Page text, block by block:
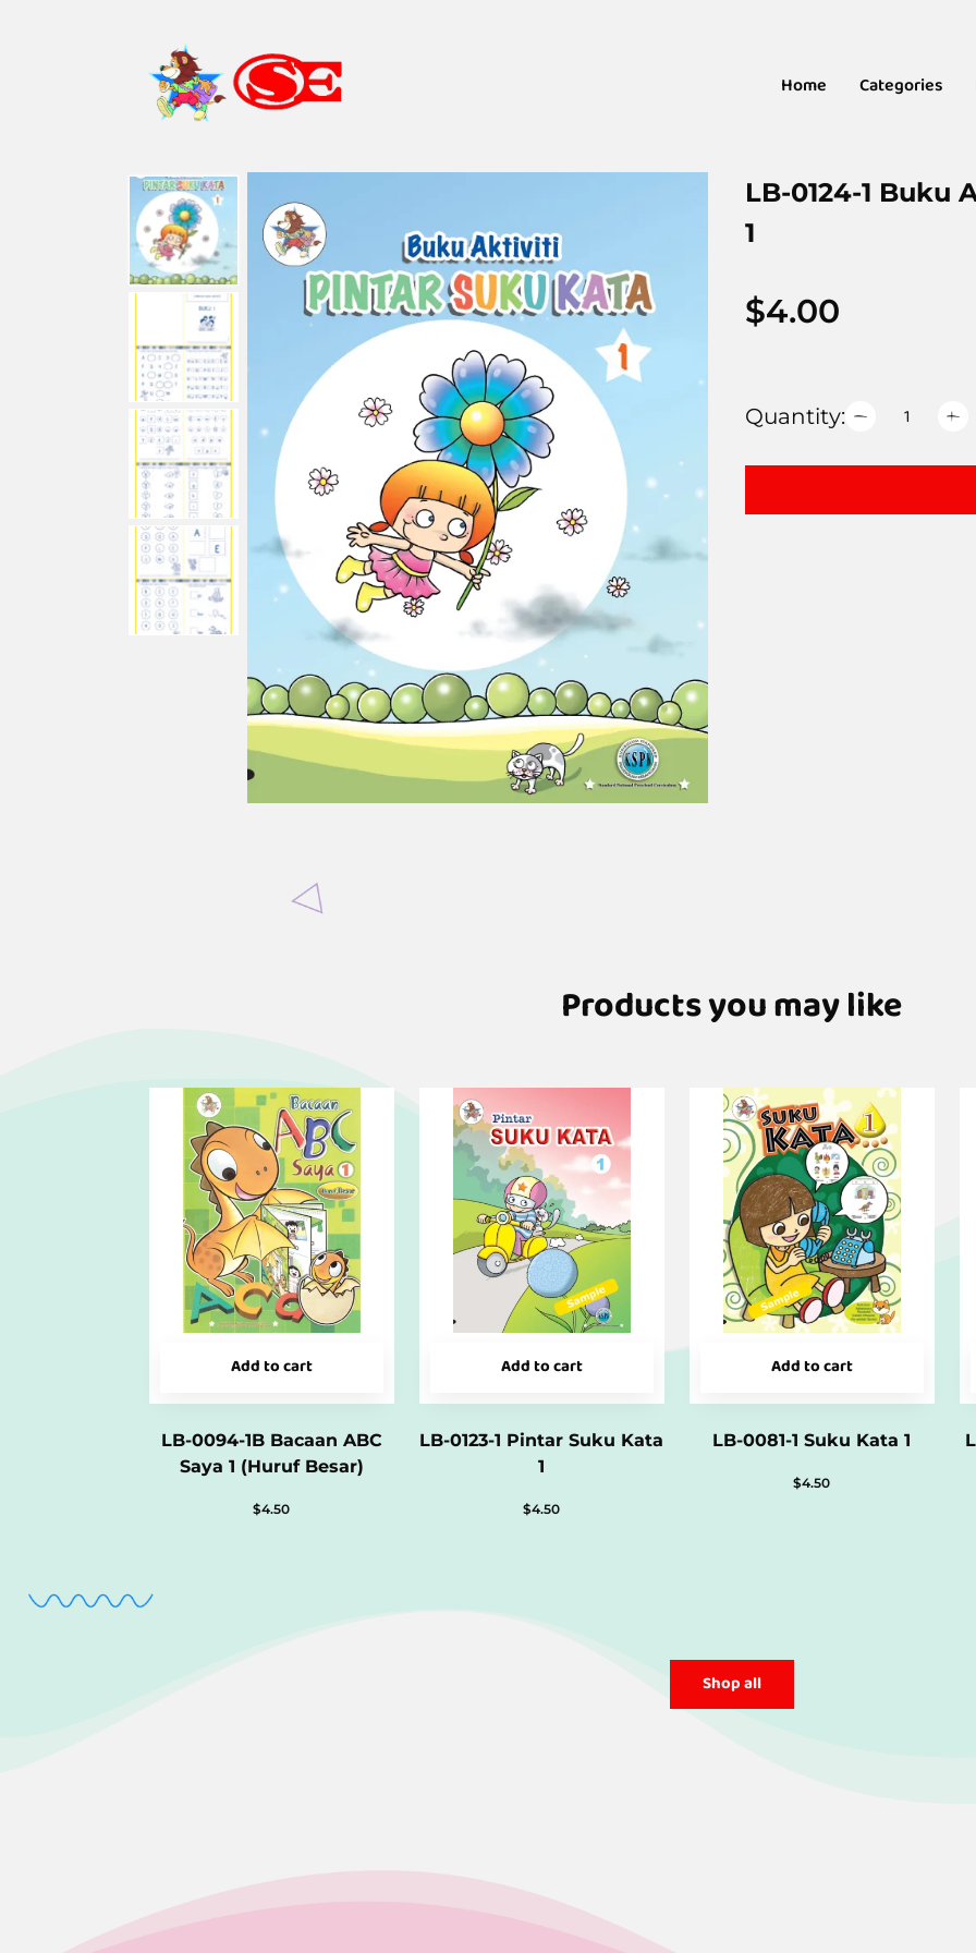
Home Categories
LB-0124-1 Buku
1
$4.00
Quantity:
Products you may like
Add to cart
LB-0094-1B Bacaan ABC
Saya 1 (Huruf Besar)
$4.50
Add to cart
LB-0123-1 Pintar Suku Kata
1
$4.50
Add to cart
LB-0081-1 Suku Kata 1
$4.50
Shop all